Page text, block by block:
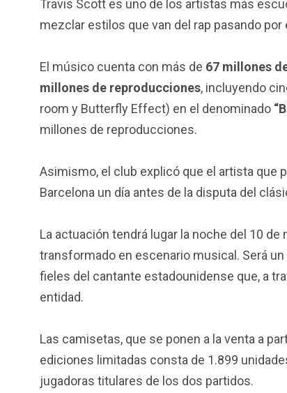
Travis Scott es uno de los artistas más
mezclar estilos que van del rap pasando
El músico cuenta con más de 67 millones
millones de reproducciones, incluyendo
room y Butterfly Effect) en el denominado
millones de reproducciones.
Asimismo, el club explicó que el artista que
Barcelona un día antes de la disputa del
La actuación tendrá lugar la noche del 10
transformado en escenario musical. Será
fieles del cantante estadounidense que, a
entidad.
Las camisetas, que se ponen a la venta a
ediciones limitadas consta de 1.899
jugadoras titulares de los dos partidos.